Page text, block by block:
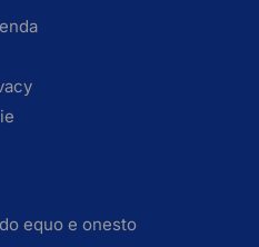
equo e onesto